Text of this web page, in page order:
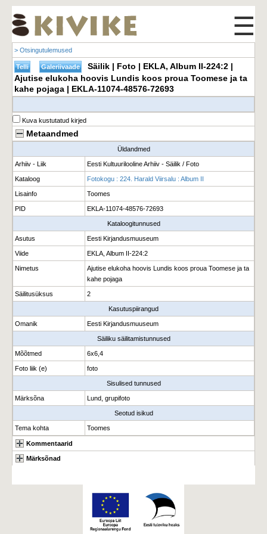
☰
> Otsingutulemused
Säilik | Foto | EKLA, Album II-224:2 |
Ajutise elukoha hoovis Lundis koos proua Toomese ja ta
kahe pojaga | EKLA-11074-48576-72693
Kuva kustutatud kirjed
Metaandmed
Üldandmed
Arhiiv - Liik Eesti Kultuurilooline Arhiiv - Säilik / Foto
Kataloog Fotokogu : 224. Harald Viirsalu : Album II
Lisainfo Toomes
PID EKLA-11074-48576-72693
Kataloogitunnused
Asutus Eesti Kirjandusmuuseum
Viide EKLA, Album II-224:2
Nimetus
Ajutise elukoha hoovis Lundis koos proua Toomese ja ta
kahe pojaga
Säilitusüksus 2
Kasutuspiirangud
Omanik Eesti Kirjandusmuuseum
Säiliku säilitamistunnused
Mõõtmed 6x6,4
Foto liik (e) foto
Sisulised tunnused
Märksõna Lund, grupifoto
Seotud isikud
Tema kohta Toomes
Kommentaarid
Märksõnad